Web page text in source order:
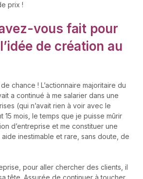
prix !
vous fait pour
de création au
chance ! L’actionnaire majoritaire du
a continué à me salarier dans une
(qui n’avait rien à voir avec le
15 mois, le temps que je puisse mûrir
d’entreprise et me constituer une
inestimable et rare, sans doute, de
pour aller chercher des clients, il